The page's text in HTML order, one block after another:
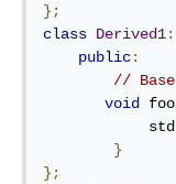
};
class Derived1:
public:
void
foo
            std
}
};